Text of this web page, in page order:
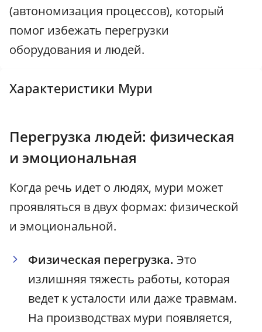
(автономизация процессов), который
помог избежать перегрузки
оборудования и людей.
Характеристики Мури
Перегрузка людей: физическая
и эмоциональная
Когда речь идет о людях, мури может
проявляться в двух формах: физической
и эмоциональной.
Физическая перегрузка. Это
излишняя тяжесть работы, которая
ведет к усталости или даже травмам.
На производствах мури появляется,